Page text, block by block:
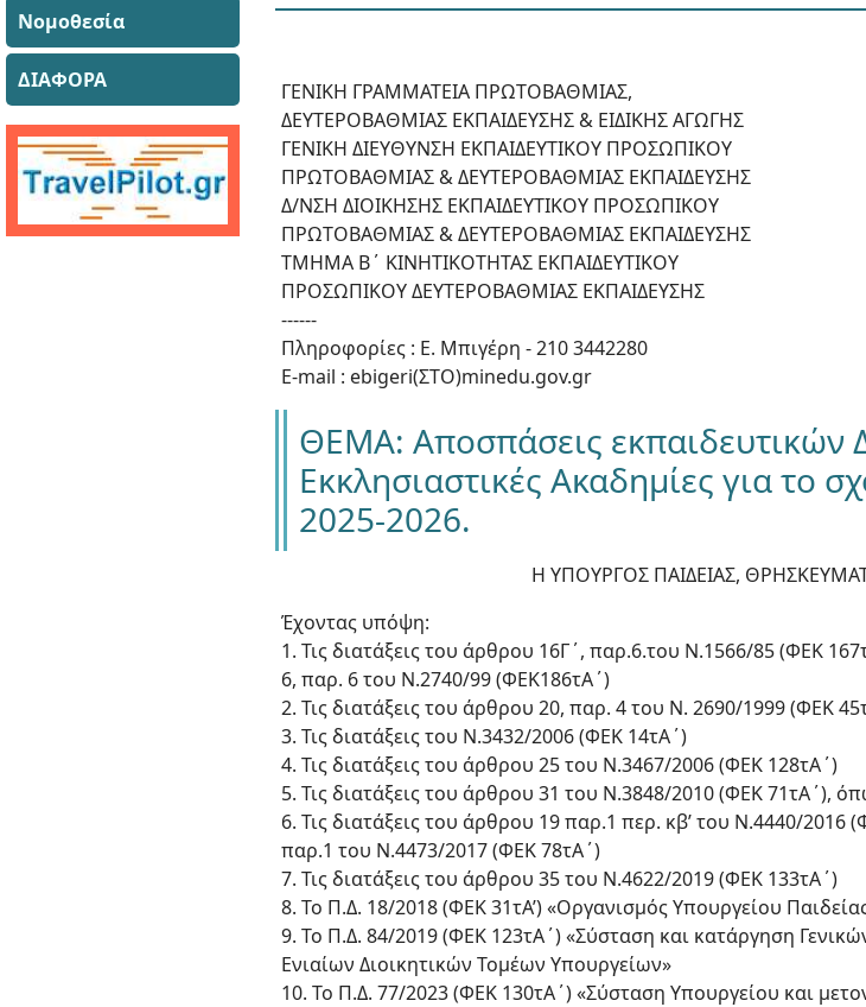
Νομοθεσία
ΔΙΑΦΟΡΑ
ΓΕΝΙΚΗ ΓΡΑΜΜΑΤΕΙΑ ΠΡΩΤΟΒΑΘΜΙΑΣ,
ΔΕΥΤΕΡΟΒΑΘΜΙΑΣ ΕΚΠΑΙΔΕΥΣΗΣ & ΕΙΔΙΚΗΣ ΑΓΩΓΗΣ
ΓΕΝΙΚΗ ΔΙΕΥΘΥΝΣΗ ΕΚΠΑΙΔΕΥΤΙΚΟΥ ΠΡΟΣΩΠΙΚΟΥ
ΠΡΩΤΟΒΑΘΜΙΑΣ & ΔΕΥΤΕΡΟΒΑΘΜΙΑΣ ΕΚΠΑΙΔΕΥΣΗΣ
Δ/ΝΣΗ ΔΙΟΙΚΗΣΗΣ ΕΚΠΑΙΔΕΥΤΙΚΟΥ ΠΡΟΣΩΠΙΚΟΥ
ΠΡΩΤΟΒΑΘΜΙΑΣ & ΔΕΥΤΕΡΟΒΑΘΜΙΑΣ ΕΚΠΑΙΔΕΥΣΗΣ
ΤΜΗΜΑ Β΄ ΚΙΝΗΤΙΚΟΤΗΤΑΣ ΕΚΠΑΙΔΕΥΤΙΚΟΥ
ΠΡΟΣΩΠΙΚΟΥ ΔΕΥΤΕΡΟΒΑΘΜΙΑΣ ΕΚΠΑΙΔΕΥΣΗΣ
------
Πληροφορίες : Ε. Μπιγέρη - 210 3442280
E-mail : ebigeri(ΣΤΟ)minedu.gov.gr
ΘΕΜΑ: Αποσπάσεις εκπαιδευτικών
Εκκλησιαστικές Ακαδημίες για το
2025-2026.
Η ΥΠΟΥΡΓΟΣ ΠΑΙΔΕΙΑΣ,
Έχοντας υπόψη:
1. Τις διατάξεις του άρθρου 16Γ΄, παρ.6.του Ν.1566/85 (ΦΕΚ
6, παρ. 6 του Ν.2740/99 (ΦΕΚ186τΑ΄)
2. Τις διατάξεις του άρθρου 20, παρ. 4 του Ν. 2690/1999 (ΦΕΚ
3. Τις διατάξεις του Ν.3432/2006 (ΦΕΚ 14τΑ΄)
4. Τις διατάξεις του άρθρου 25 του Ν.3467/2006 (ΦΕΚ 128τΑ΄)
5. Τις διατάξεις του άρθρου 31 του Ν.3848/2010 (ΦΕΚ 71τΑ΄),
6. Τις διατάξεις του άρθρου 19 παρ.1 περ. κβ’ του Ν.4440/
παρ.1 του Ν.4473/2017 (ΦΕΚ 78τΑ΄)
7. Τις διατάξεις του άρθρου 35 του Ν.4622/2019 (ΦΕΚ 133τΑ΄)
8. Το Π.Δ. 18/2018 (ΦΕΚ 31τΑ’) «Οργανισμός Υπουργείου
9. Το Π.Δ. 84/2019 (ΦΕΚ 123τΑ΄) «Σύσταση και κατάργηση
Ενιαίων Διοικητικών Τομέων Υπουργείων»
10. Το Π.Δ. 77/2023 (ΦΕΚ 130τΑ΄) «Σύσταση Υπουργείου και